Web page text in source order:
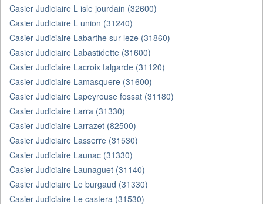
Casier Judiciaire L isle jourdain (32600)
Casier Judiciaire L union (31240)
Casier Judiciaire Labarthe sur leze (31860)
Casier Judiciaire Labastidette (31600)
Casier Judiciaire Lacroix falgarde (31120)
Casier Judiciaire Lamasquere (31600)
Casier Judiciaire Lapeyrouse fossat (31180)
Casier Judiciaire Larra (31330)
Casier Judiciaire Larrazet (82500)
Casier Judiciaire Lasserre (31530)
Casier Judiciaire Launac (31330)
Casier Judiciaire Launaguet (31140)
Casier Judiciaire Le burgaud (31330)
Casier Judiciaire Le castera (31530)